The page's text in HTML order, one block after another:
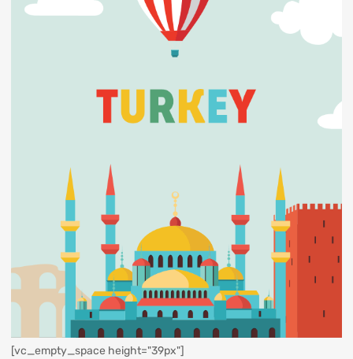
[vc_empty_space height="39px"]